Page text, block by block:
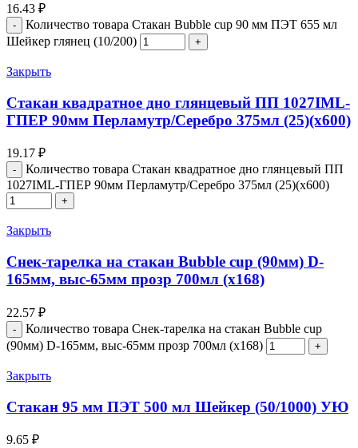
16.43 ₽
Количество товара Стакан Bubble cup 90 мм ПЭТ 655 мл
Шейкер глянец (10/200)
Закрыть
Стакан квадратное дно глянцевый ПП 1027IML-
ГПЕР 90мм Перламутр/Серебро 375мл (25)(х600)
19.17 ₽
Количество товара Стакан квадратное дно глянцевый ПП
1027IML-ГПЕР 90мм Перламутр/Серебро 375мл (25)(х600)
Закрыть
Снек-тарелка на стакан Bubble cup (90мм) D-
165мм, выс-65мм прозр 700мл (х168)
22.57 ₽
Количество товара Снек-тарелка на стакан Bubble cup
(90мм) D-165мм, выс-65мм прозр 700мл (х168)
Закрыть
Стакан 95 мм ПЭТ 500 мл Шейкер (50/1000) УЮ
9.65 ₽